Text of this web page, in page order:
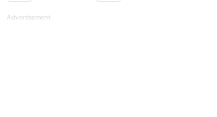
Advertisement